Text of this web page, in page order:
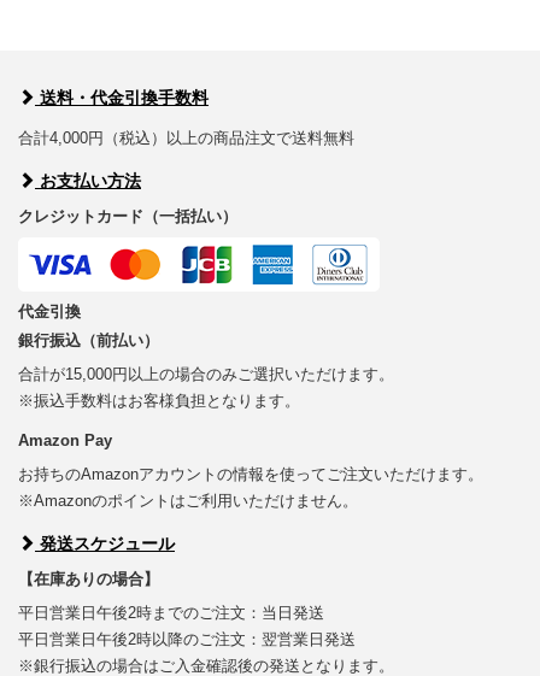
送料・代金引換手数料
合計4,000円（税込）以上の商品注文で送料無料
お支払い方法
クレジットカード（一括払い）
代金引換
銀行振込（前払い）
合計が15,000円以上の場合のみご選択いただけます。
※振込手数料はお客様負担となります。
Amazon Pay
お持ちのAmazonアカウントの情報を使ってご注文いただけます。
※Amazonのポイントはご利用いただけません。
発送スケジュール
【在庫ありの場合】
平日営業日午後2時までのご注文：当日発送
平日営業日午後2時以降のご注文：翌営業日発送
※銀行振込の場合はご入金確認後の発送となります。